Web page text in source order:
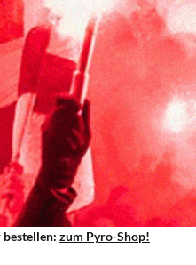
bestellen: zum Pyro-Shop!